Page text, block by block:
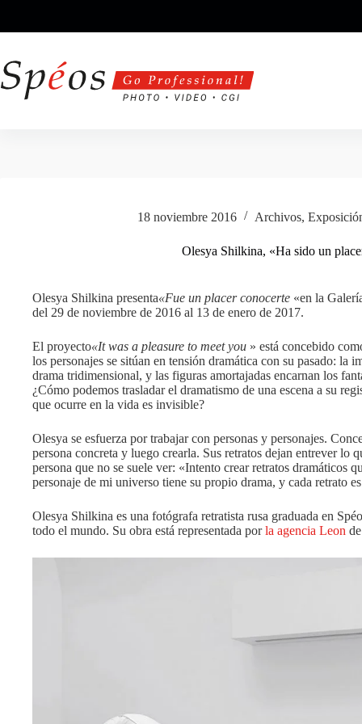
contenido
18 noviembre 2016 Archivos,
Olesya Shilkina, «Ha sido un
Olesya Shilkina presenta«Fue un placer conocerte «en la
del 29 de noviembre de 2016 al 13 de enero de 2017.
El proyecto«It was a pleasure to meet you » está concebido
los personajes se sitúan en tensión dramática con su pasado: la
drama tridimensional, y las figuras amortajadas encarnan los
¿Cómo podemos trasladar el dramatismo de una escena a su
que ocurre en la vida es invisible?
Olesya se esfuerza por trabajar con personas y personajes.
persona concreta y luego crearla. Sus retratos dejan entrever lo
persona que no se suele ver: «Intento crear retratos dramáticos
personaje de mi universo tiene su propio drama, y cada retrato
Olesya Shilkina es una fotógrafa retratista rusa graduada en
todo el mundo. Su obra está representada porla agencia Leon